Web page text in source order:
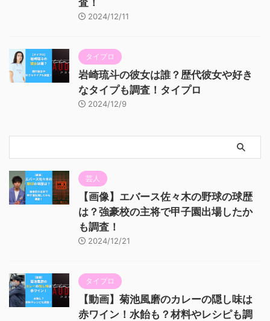
査！
2024/12/11
タイプロ
岩崎琉斗の彼女は誰？歴代彼女や好き
なタイプも調査！タイプロ
2024/12/9
芸人
【画像】エバース佐々木の野球の球歴
は？強豪校の主将で甲子園出場したか
も調査！
2024/12/21
タイプロ
【動画】菊池風磨のカレーの隠し味は
赤ワイン！水飴も？材料やレシピも調